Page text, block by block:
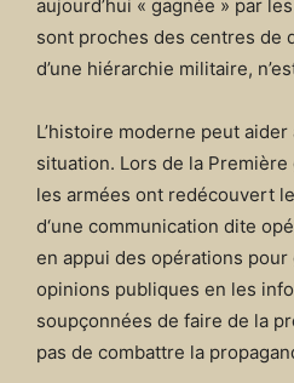
aujourd’hui « gagnée » par
sont proches des centres de
d’une hiérarchie militaire,
L’histoire moderne peut
situation. Lors de la
les armées ont redécouvert
d‘une communication dite
en appui des opérations
opinions publiques en les
soupçonnées de faire de la
pas de combattre la